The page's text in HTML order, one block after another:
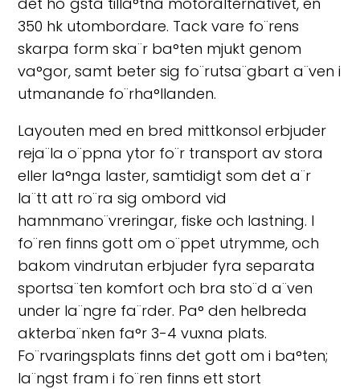
350 hk utombordare. Tack vare fo¨rens
skarpa form ska¨r ba°ten mjukt genom
va°gor, samt beter sig fo¨rutsa¨gbart a¨ven i
utmanande fo¨rha°llanden.
Layouten med en bred mittkonsol erbjuder
reja¨la o¨ppna ytor fo¨r transport av stora
eller la°nga laster, samtidigt som det a¨r
la¨tt att ro¨ra sig ombord vid
hamnmano¨vreringar, fiske och lastning. I
fo¨ren finns gott om o¨ppet utrymme, och
bakom vindrutan erbjuder fyra separata
sportsa¨ten komfort och bra sto¨d a¨ven
under la¨ngre fa¨rder. Pa° den helbreda
akterba¨nken fa°r 3-4 vuxna plats.
Fo¨rvaringsplats finns det gott om i ba°ten;
la¨ngst fram i fo¨ren finns ett stort